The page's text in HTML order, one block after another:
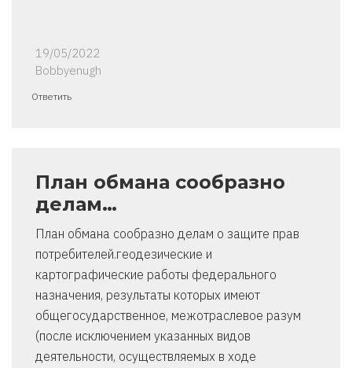
19/05/2022
Bobbyenugh
Ответить
План обмана сообразно
делам…
План обмана сообразно делам о защите прав
потребителей.геодезические и
картографические работы федерального
назначения, результаты которых имеют
общегосударственное, межотраслевое разум
(после исключением указанных видов
деятельности, осуществляемых в ходе